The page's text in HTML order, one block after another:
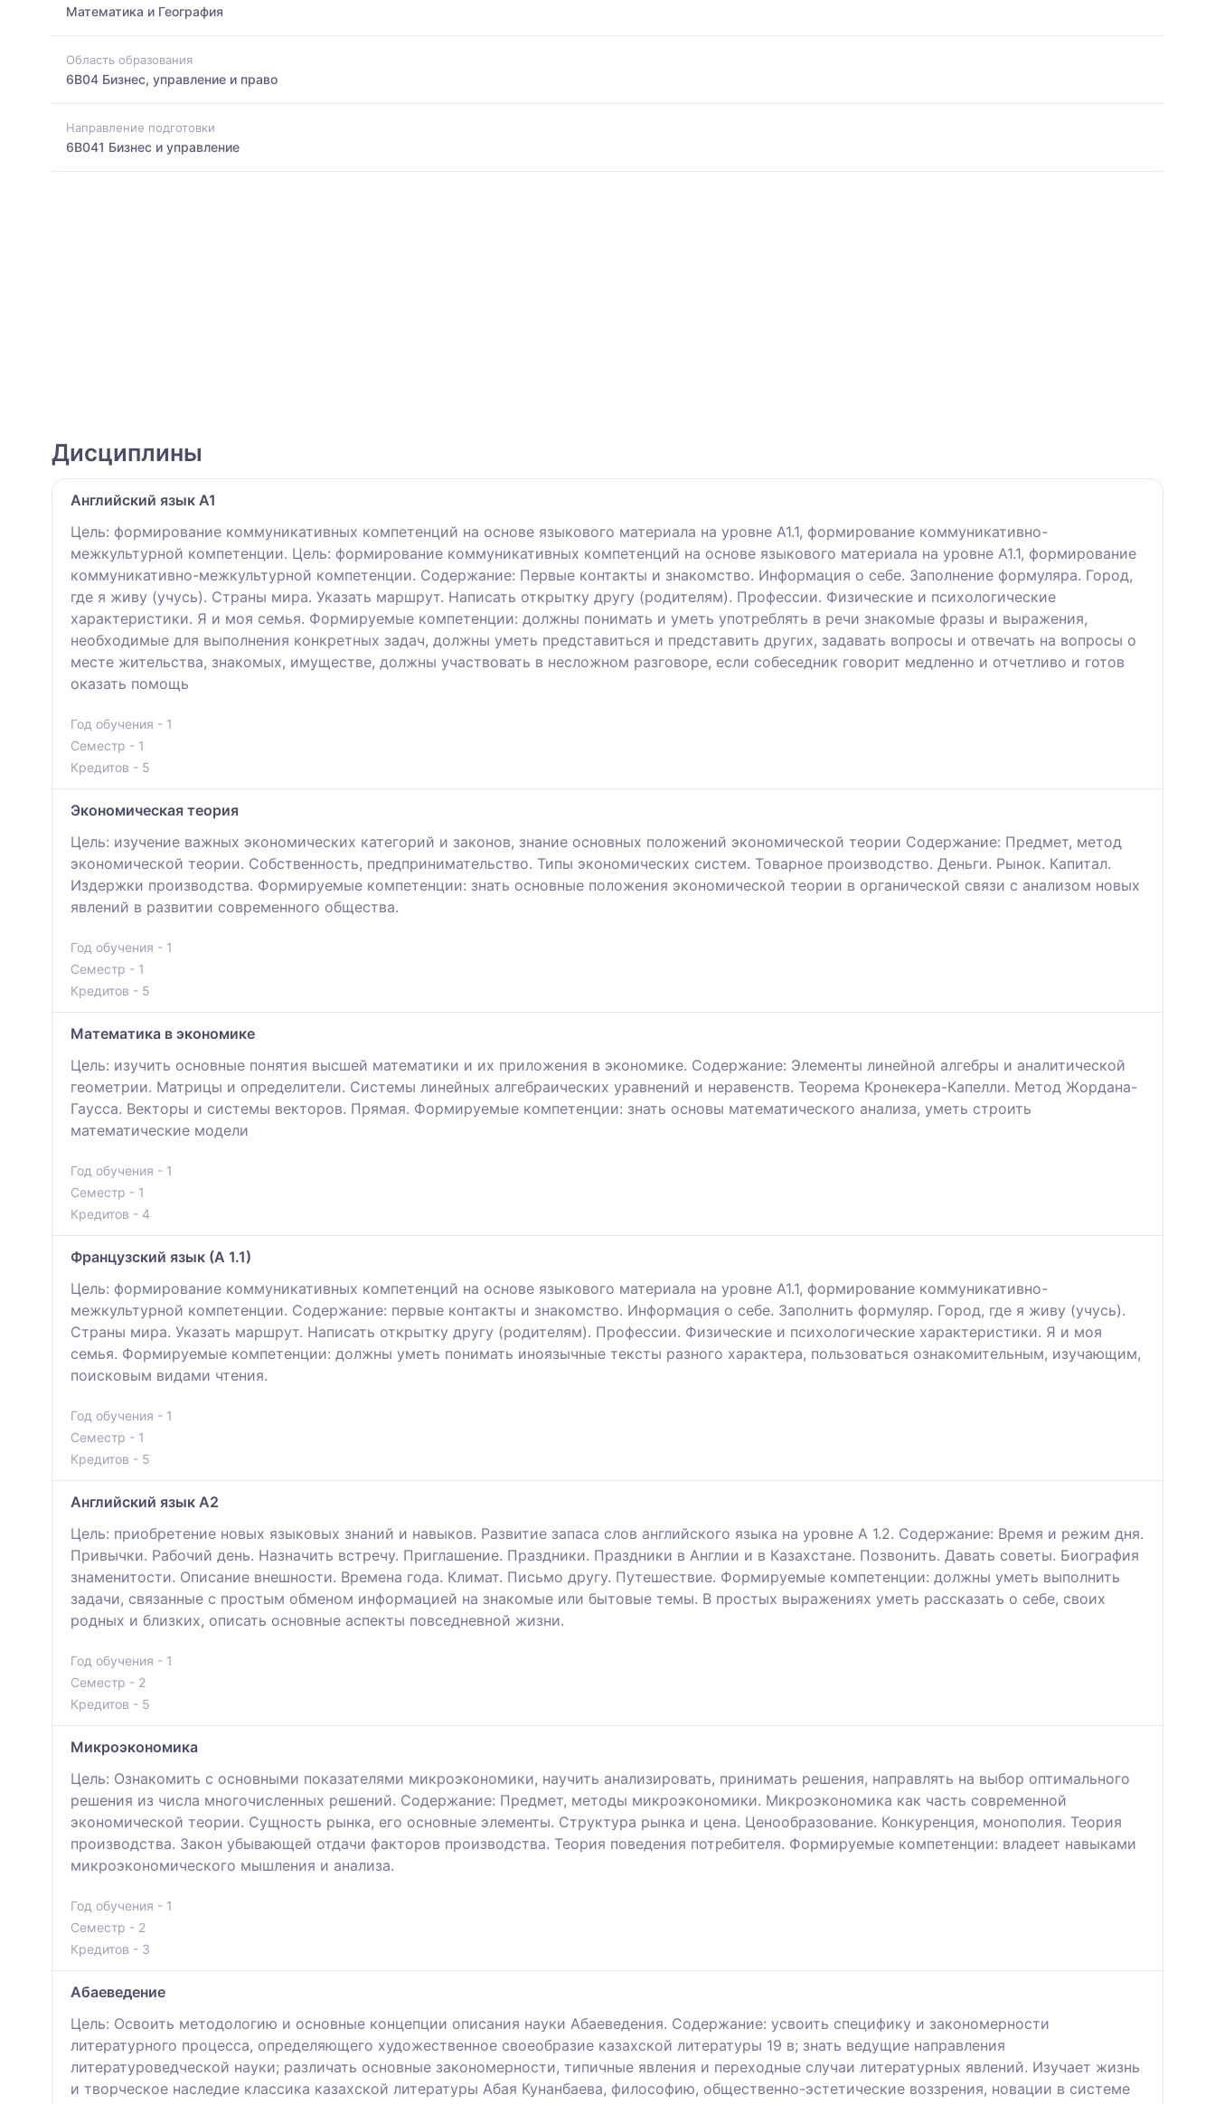
Математика и География
Область образования
6B04 Бизнес, управление и право
Направление подготовки
6B041 Бизнес и управление
Дисциплины
Английский язык A1
Цель: формирование коммуникативных компетенций на основе языкового материала на уровне А1.1, формирование коммуникативно-
межкультурной компетенции. Цель: формирование коммуникативных компетенций на основе языкового материала на уровне А1.1, формирование
коммуникативно-межкультурной компетенции. Содержание: Первые контакты и знакомство. Информация о себе. Заполнение формуляра. Город,
где я живу (учусь). Страны мира. Указать маршрут. Написать открытку другу (родителям). Профессии. Физические и психологические
характеристики. Я и моя семья. Формируемые компетенции: должны понимать и уметь употреблять в речи знакомые фразы и выражения,
необходимые для выполнения конкретных задач, должны уметь представиться и представить других, задавать вопросы и отвечать на вопросы о
месте жительства, знакомых, имуществе, должны участвовать в несложном разговоре, если собеседник говорит медленно и отчетливо и готов
оказать помощь
Год обучения - 1
Семестр - 1
Кредитов - 5
Экономическая теория
Цель: изучение важных экономических категорий и законов, знание основных положений экономической теории Содержание: Предмет, метод
экономической теории. Собственность, предпринимательство. Типы экономических систем. Товарное производство. Деньги. Рынок. Капитал.
Издержки производства. Формируемые компетенции: знать основные положения экономической теории в органической связи с анализом новых
явлений в развитии современного общества.
Год обучения - 1
Семестр - 1
Кредитов - 5
Математика в экономике
Цель: изучить основные понятия высшей математики и их приложения в экономике. Содержание: Элементы линейной алгебры и аналитической
геометрии. Матрицы и определители. Системы линейных алгебраических уравнений и неравенств. Теорема Кронекера-Капелли. Метод Жордана-
Гаусса. Векторы и системы векторов. Прямая. Формируемые компетенции: знать основы математического анализа, уметь строить
математические модели
Год обучения - 1
Семестр - 1
Кредитов - 4
Французский язык (А 1.1)
Цель: формирование коммуникативных компетенций на основе языкового материала на уровне А1.1, формирование коммуникативно-
межкультурной компетенции. Содержание: первые контакты и знакомство. Информация о себе. Заполнить формуляр. Город, где я живу (учусь).
Страны мира. Указать маршрут. Написать открытку другу (родителям). Профессии. Физические и психологические характеристики. Я и моя
семья. Формируемые компетенции: должны уметь понимать иноязычные тексты разного характера, пользоваться ознакомительным, изучающим,
поисковым видами чтения.
Год обучения - 1
Семестр - 1
Кредитов - 5
Английский язык A2
Цель: приобретение новых языковых знаний и навыков. Развитие запаса слов английского языка на уровне А 1.2. Содержание: Время и режим дня.
Привычки. Рабочий день. Назначить встречу. Приглашение. Праздники. Праздники в Англии и в Казахстане. Позвонить. Давать советы. Биография
знаменитости. Описание внешности. Времена года. Климат. Письмо другу. Путешествие. Формируемые компетенции: должны уметь выполнить
задачи, связанные с простым обменом информацией на знакомые или бытовые темы. В простых выражениях уметь рассказать о себе, своих
родных и близких, описать основные аспекты повседневной жизни.
Год обучения - 1
Семестр - 2
Кредитов - 5
Микроэкономика
Цель: Ознакомить с основными показателями микроэкономики, научить анализировать, принимать решения, направлять на выбор оптимального
решения из числа многочисленных решений. Содержание: Предмет, методы микроэкономики. Микроэкономика как часть современной
экономической теории. Сущность рынка, его основные элементы. Структура рынка и цена. Ценообразование. Конкуренция, монополия. Теория
производства. Закон убывающей отдачи факторов производства. Теория поведения потребителя. Формируемые компетенции: владеет навыками
микроэкономического мышления и анализа.
Год обучения - 1
Семестр - 2
Кредитов - 3
Абаеведение
Цель: Освоить методологию и основные концепции описания науки Абаеведения. Содержание: усвоить специфику и закономерности
литературного процесса, определяющего художественное своеобразие казахской литературы 19 в; знать ведущие направления
литературоведческой науки; различать основные закономерности, типичные явления и переходные случаи литературных явлений. Изучает жизнь
и творческое наследие классика казахской литературы Абая Кунанбаева, философию, общественно-эстетические воззрения, новации в системе